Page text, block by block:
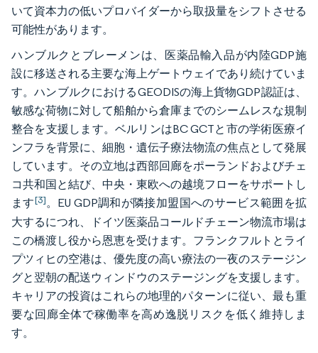
いて資本力の低いプロバイダーから取扱量をシフトさせる
可能性があります。
ハンブルクとブレーメンは、医薬品輸入品が内陸GDP施
設に移送される主要な海上ゲートウェイであり続けていま
す。ハンブルクにおけるGEODISの海上貨物GDP認証は、
敏感な荷物に対して船舶から倉庫までのシームレスな規制
整合を支援します。ベルリンはBC GCTと市の学術医療イ
ンフラを背景に、細胞・遺伝子療法物流の焦点として発展
しています。その立地は西部回廊をポーランドおよびチェ
コ共和国と結び、中央・東欧への越境フローをサポートし
ます[3]。EU GDP調和が隣接加盟国へのサービス範囲を拡
大するにつれ、ドイツ医薬品コールドチェーン物流市場は
この橋渡し役から恩恵を受けます。フランクフルトとライ
プツィヒの空港は、優先度の高い療法の一夜のステージン
グと翌朝の配送ウィンドウのステージングを支援します。
キャリアの投資はこれらの地理的パターンに従い、最も重
要な回廊全体で稼働率を高め逸脱リスクを低く維持しま
す。